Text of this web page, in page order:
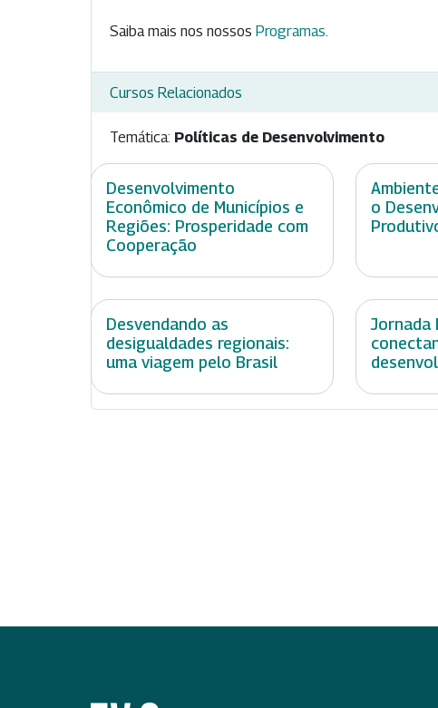
Saiba mais nos nossos Programas.
Cursos Relacionados
Temática: Políticas de Desenvolvimento
Desenvolvimento
Econômico de Municípios e
Regiões: Prosperidade com
Cooperação
o
Desvendando as
desigualdades regionais:
uma viagem pelo Brasil
Jornada